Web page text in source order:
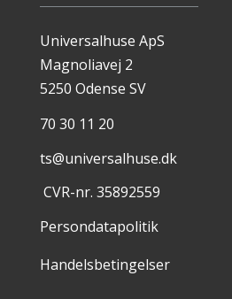
Universalhuse ApS
Magnoliavej 2
5250 Odense SV
70 30 11 20
ts@universalhuse.dk
CVR-nr. 35892559
Persondatapolitik
Handelsbetingelser